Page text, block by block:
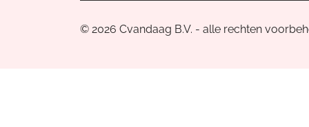
© 2026 Cvandaag B.V. - alle rechten